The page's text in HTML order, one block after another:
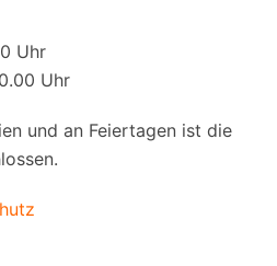
Uhr
Uhr
und an Feiertagen ist die